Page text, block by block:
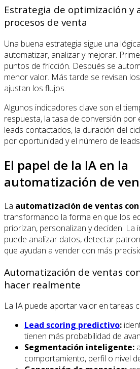
Estrategia de optimización y
procesos de venta
Una buena estrategia sigue una
automatizar, analizar y mejorar.
puntos de fricción. Después se
menor valor. Más tarde se revisan
ajustan los flujos.
Algunos indicadores clave son el
respuesta, la tasa de conversión por
leads contactados, la duración del
por oportunidad y el número de
El papel de la IA en la
automatización de
La automatización de ventas con
transformando la forma en que los
priorizan, personalizan y deciden. La
puede analizar datos, detectar
que ayudan a vender con más
Automatización de ventas
hacer realmente
La IA puede aportar valor en tareas
Lead scoring predictivo:
tienen más probabilidad de
Segmentación inteligente:
comportamiento, perfil o nivel